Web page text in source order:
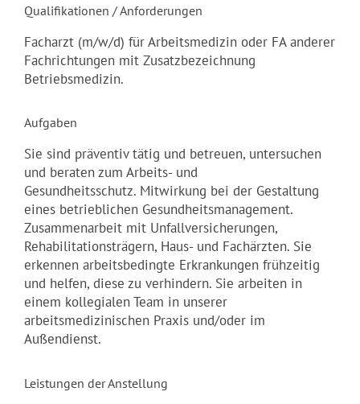
Qualifikationen / Anforderungen
Facharzt (m/w/d) für Arbeitsmedizin oder FA anderer
Fachrichtungen mit Zusatzbezeichnung
Betriebsmedizin.
Aufgaben
Sie sind präventiv tätig und betreuen, untersuchen
und beraten zum Arbeits- und
Gesundheitsschutz. Mitwirkung bei der Gestaltung
eines betrieblichen Gesundheitsmanagement.
Zusammenarbeit mit Unfallversicherungen,
Rehabilitationsträgern, Haus- und Fachärzten. Sie
erkennen arbeitsbedingte Erkrankungen frühzeitig
und helfen, diese zu verhindern. Sie arbeiten in
einem kollegialen Team in unserer
arbeitsmedizinischen Praxis und/oder im
Außendienst.
Leistungen der Anstellung